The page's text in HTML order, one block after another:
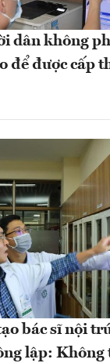
dân không
để được cấp
bác sĩ nội
lập: Không